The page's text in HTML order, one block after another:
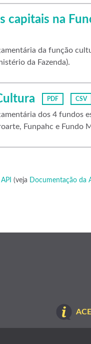
capitais na
da função
da Fazenda).
PDF CSV
dos 4 fundos
Funpahc e Fundo
API (veja Documentação da